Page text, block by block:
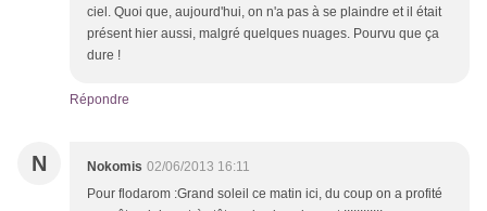
ciel. Quoi que, aujourd'hui, on n'a pas à se plaindre et il était
présent hier aussi, malgré quelques nuages. Pourvu que ça
dure !
Répondre
N Nokomis 02/06/2013 16:11
Pour flodarom :Grand soleil ce matin ici, du coup on a profité